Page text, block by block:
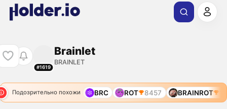
#1619
Brainlet
BRAINLET
Подозрительно похожи
BRAINROT 11028 BRC ROT 8457 BRAINROT